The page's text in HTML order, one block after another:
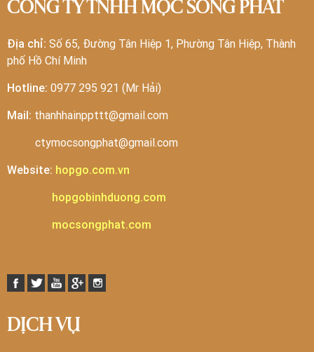
CÔNG TY TNHH MỘC SONG PHÁT
Địa chỉ: Số 65, Đường Tân Hiệp 1, Phường Tân Hiệp, Thành
phố Hồ Chí Minh
Hotline: 0977 295 921 (Mr Hải)
Mail: thanhhainppttt@gmail.com
ctymocsongphat@gmail.com
Website: hopgo.com.vn
hopgobinhduong.com
mocsongphat.com
DỊCH VỤ